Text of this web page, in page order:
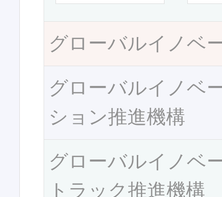
グローバルイノベ
グローバルイノベ
ション推進機構
グローバルイノベ
トラック推進機構